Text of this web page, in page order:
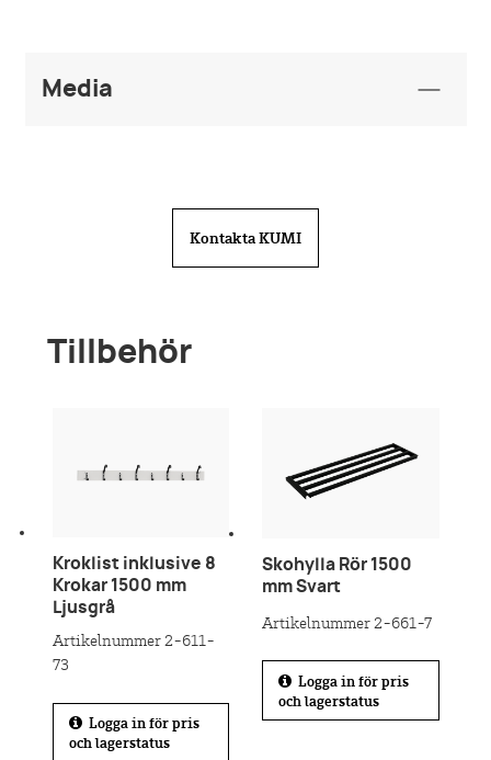
Media
Kontakta KUMI
Tillbehör
Kroklist inklusive 8
Krokar 1500 mm
Ljusgrå
Artikelnummer 2-611-
73
Logga in för pris
och lagerstatus
Skohylla Rör 1500
mm Svart
Artikelnummer 2-661-7
Logga in för pris
och lagerstatus